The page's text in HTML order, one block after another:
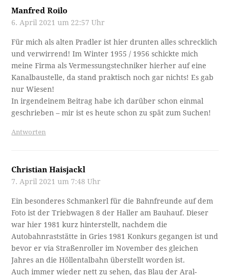
Manfred Roilo
6. April 2021 um 22:57 Uhr
Für mich als alten Pradler ist hier drunten alles schrecklich
und verwirrend! Im Winter 1955 / 1956 schickte mich
meine Firma als Vermessungstechniker hierher auf eine
Kanalbaustelle, da stand praktisch noch gar nichts! Es gab
nur Wiesen!
In irgendeinem Beitrag habe ich darüber schon einmal
geschrieben – mir ist es heute schon zu spät zum Suchen!
Antworten
Christian Haisjackl
7. April 2021 um 7:48 Uhr
Ein besonderes Schmankerl für die Bahnfreunde auf dem
Foto ist der Triebwagen 8 der Haller am Bauhauf. Dieser
war hier 1981 kurz hinterstellt, nachdem die
Autobahnraststätte in Gries 1981 Konkurs gegangen ist und
bevor er via Straßenroller im November des gleichen
Jahres an die Höllentalbahn überstellt worden ist.
Auch immer wieder nett zu sehen, das Blau der Aral-